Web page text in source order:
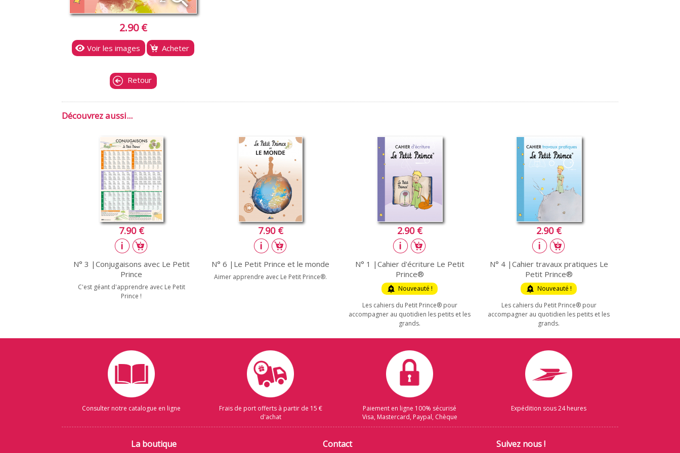
2.90 €
Voir les images Acheter
Retour
Découvrez aussi...
7.90 €
N° 3 |Conjugaisons avec Le Petit
Prince
C'est géant d'apprendre avec Le Petit
Prince !
7.90 €
N° 6 |Le Petit Prince et le monde
Aimer apprendre avec Le Petit Prince®.
2.90 €
N° 1 |Cahier d'écriture Le Petit
Prince®
add_alert Nouveauté !
Les cahiers du Petit Prince® pour
accompagner au quotidien les petits et les
grands.
2.90 €
N° 4 |Cahier travaux pratiques Le
Petit Prince®
add_alert Nouveauté !
Les cahiers du Petit Prince® pour
accompagner au quotidien les petits et les
grands.
Consulter notre catalogue en ligne
Frais de port offerts à partir de 15 €
d'achat
Paiement en ligne 100% sécurisé
Visa, Mastercard, Paypal, Chèque
Expédition sous 24 heures
La boutique Contact Suivez nous !